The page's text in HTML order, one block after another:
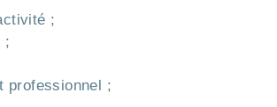
;
;
professionnel ;